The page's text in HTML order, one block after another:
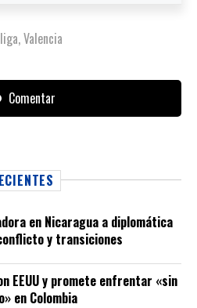
,Valencia
Comentar
en Nicaragua a diplomática
y transiciones
EEUU y promete enfrentar «sin
en Colombia